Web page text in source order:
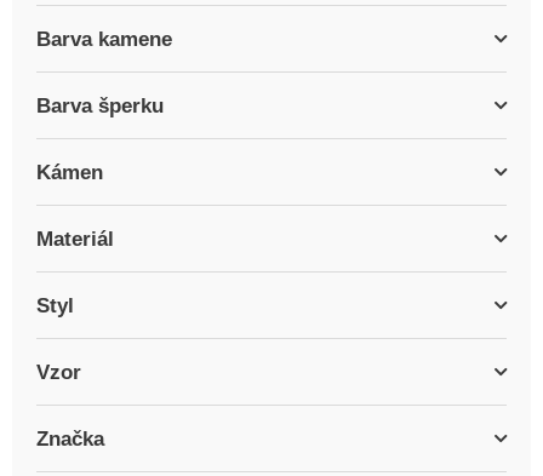
Barva kamene
Barva šperku
Kámen
Materiál
Styl
Vzor
Značka